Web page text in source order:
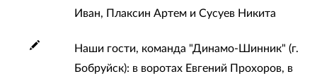
Иван, Плаксин Артем и Сусуев Никита
Наши гости, команда "Динамо-Шинник" (г.
Бобруйск): в воротах Евгений Прохоров, в